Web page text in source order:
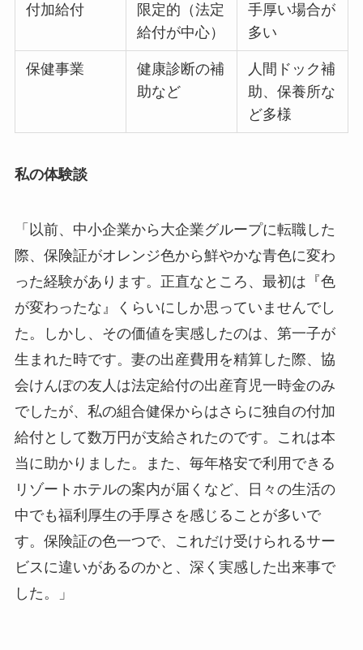
付加給付
限定的（法定
給付が中心）
手厚い場合が
多い
保健事業
健康診断の補
助など
人間ドック補
助、保養所な
ど多様
私の体験談
「以前、中小企業から大企業グループに転職した
際、保険証がオレンジ色から鮮やかな青色に変わ
った経験があります。正直なところ、最初は『色
が変わったな』くらいにしか思っていませんでし
た。しかし、その価値を実感したのは、第一子が
生まれた時です。妻の出産費用を精算した際、協
会けんぽの友人は法定給付の出産育児一時金のみ
でしたが、私の組合健保からはさらに独自の付加
給付として数万円が支給されたのです。これは本
当に助かりました。また、毎年格安で利用できる
リゾートホテルの案内が届くなど、日々の生活の
中でも福利厚生の手厚さを感じることが多いで
す。保険証の色一つで、これだけ受けられるサー
ビスに違いがあるのかと、深く実感した出来事で
した。」